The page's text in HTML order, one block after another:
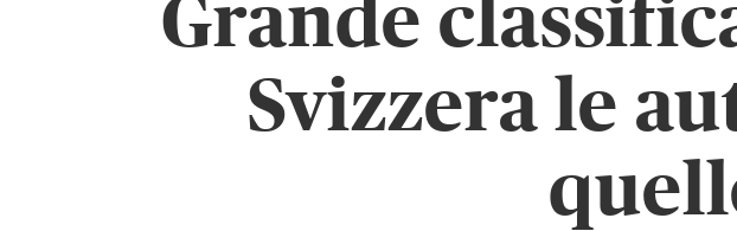
Grande
Svizzera le